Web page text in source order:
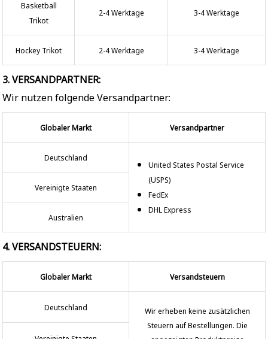
Basketball
Trikot
2-4 Werktage 3-4 Werktage
Hockey Trikot 2-4 Werktage 3-4 Werktage
3. VERSANDPARTNER:
Wir nutzen folgende Versandpartner:
Globaler Markt Versandpartner
Deutschland
United States Postal Service
(USPS)
FedEx
DHL Express
Vereinigte Staaten
Australien
4. VERSANDSTEUERN:
Globaler Markt Versandsteuern
Deutschland
Wir erheben keine zusätzlichen
Steuern auf Bestellungen. Die